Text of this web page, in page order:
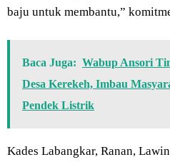
baju untuk membantu,”
Baca Juga: Wabup Ansori
Desa Kerekeh, Imbau
Pendek Listrik
Kades Labangkar, Ranan,